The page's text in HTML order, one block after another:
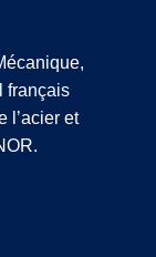
français
l’acier et